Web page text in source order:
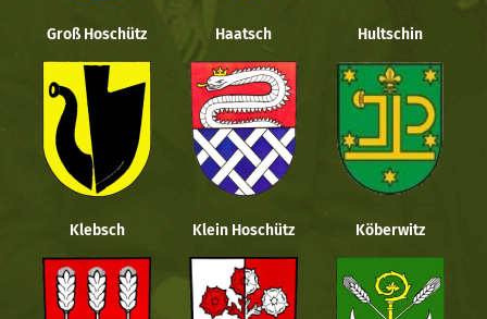
Groß Hoschütz Haatsch Hultschin
Klebsch Klein Hoschütz Köberwitz